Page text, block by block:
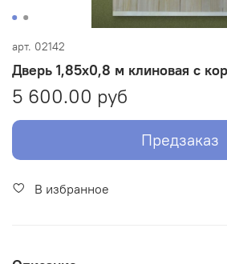
арт. 02142
Дверь 1,85х0,8 м клиновая с
5 600.00 руб
Предзаказ
В избранное